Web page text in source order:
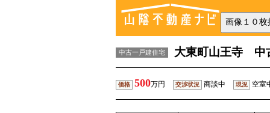
中古一戸建住宅 大東町山王寺 中
価格 500万円 交渉状況 商談中 現況 空室